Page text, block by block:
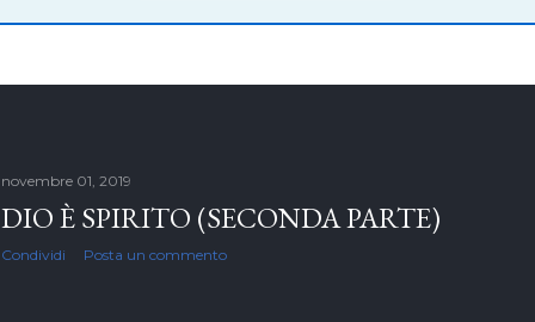
novembre 01, 2019
DIO È SPIRITO (SECONDA PARTE)
Condividi Posta un commento